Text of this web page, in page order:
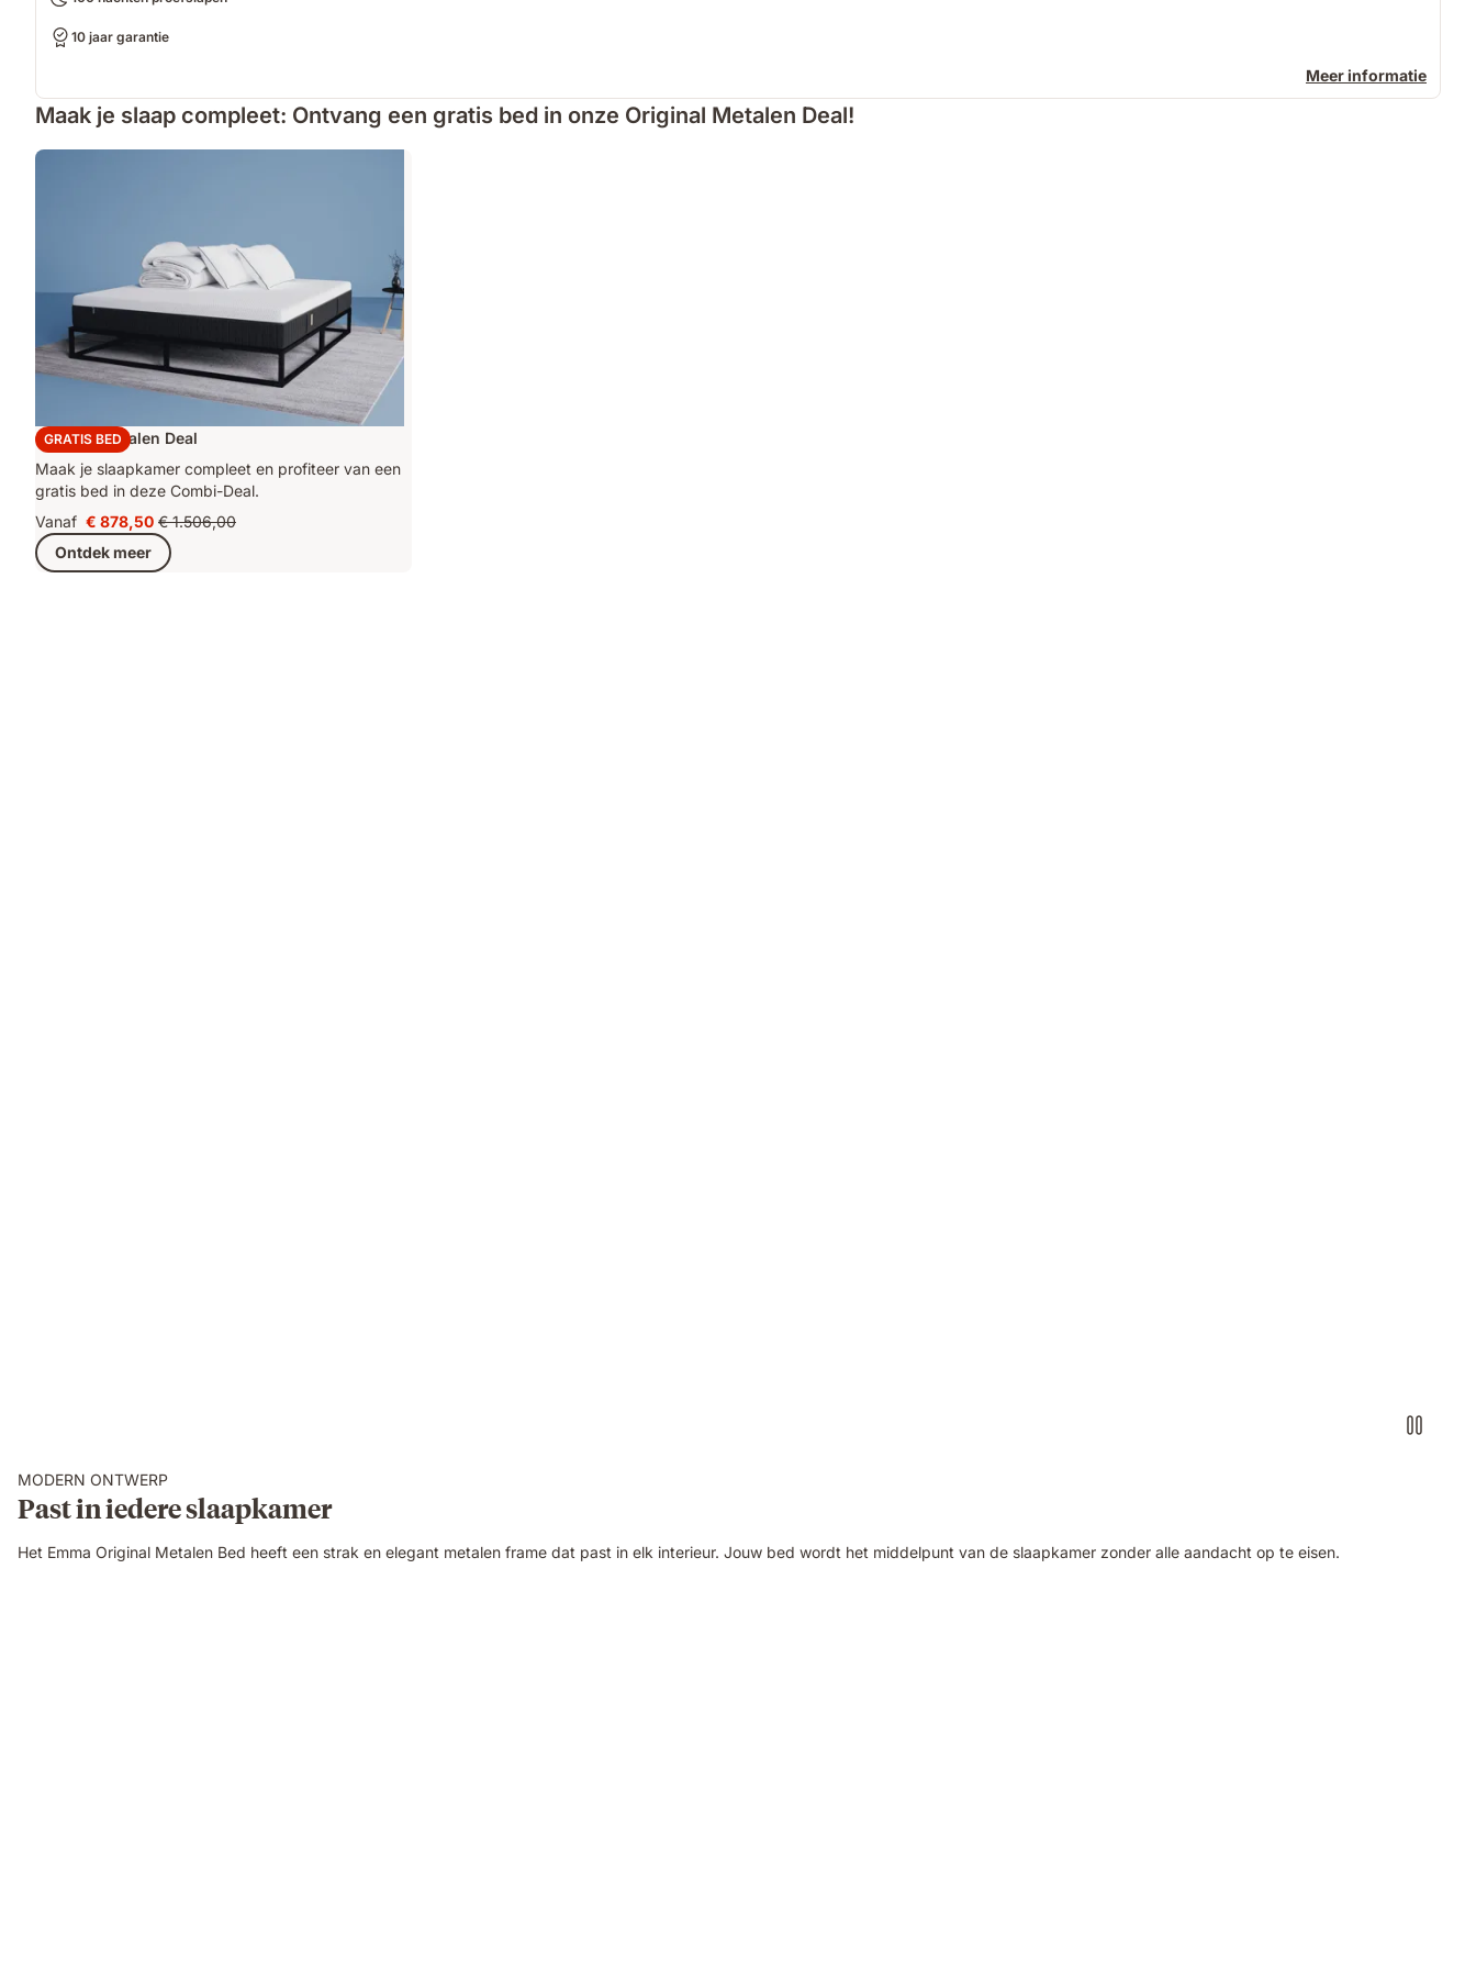
10 jaar garantie
Meer informatie
Maak je slaap compleet: Ontvang een gratis bed in onze Original Metalen Deal!
GRATIS BED
Original Metalen Deal
Maak je slaapkamer compleet en profiteer van een
gratis bed in deze Combi-Deal.
Vanaf Prijs
€ 878,50
€ 878,50Oorspronkelijke
prijs
€ 1.506,00
€ 1.506,00
Ontdek meer
MODERN ONTWERP
Past in iedere slaapkamer
Het Emma Original Metalen Bed heeft een strak en elegant metalen frame dat past in elk interieur. Jouw bed wordt het middelpunt van de slaapkamer zonder alle aandacht op te eisen.